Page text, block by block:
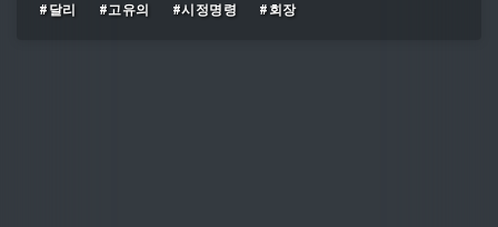
#달리
#고유의 #시정명령 #회장